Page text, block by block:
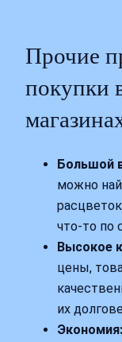
Прочие
покупки
Большой
можно
что-то по
Высокое
цены,
их
Экономия: